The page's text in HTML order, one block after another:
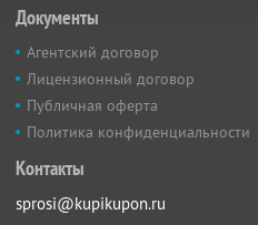
Документы
Агентский договор
Лицензионный договор
Публичная оферта
Политика конфиденциальности
Контакты
sprosi@kupikupon.ru